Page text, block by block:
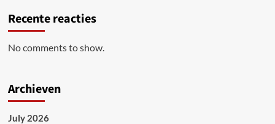
Recente reacties
No comments to show.
Archieven
July 2026